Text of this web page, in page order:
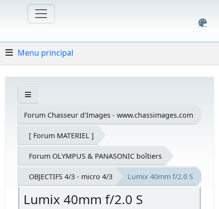
Menu principal
Forum Chasseur d'Images - www.chassimages.com
[ Forum MATERIEL ]
Forum OLYMPUS & PANASONIC boîtiers
OBJECTIFS 4/3 - micro 4/3 Lumix 40mm f/2.0 S
Lumix 40mm f/2.0 S